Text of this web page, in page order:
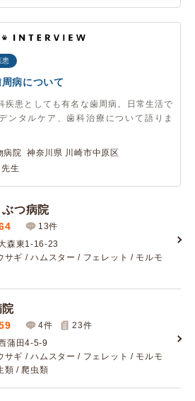
患
病について
疾患としても有名な歯周病。日常生活で
ンタルケア、歯科治療について語りま
病院 神奈川県 川崎市中原区
先生
つ病院
13件
森東1-16-23
サギ / ハムスター / フェレット / モルモ
院
4件 23件
蒲田4-5-9
サギ / ハムスター / フェレット / モルモ
類 / 爬虫類